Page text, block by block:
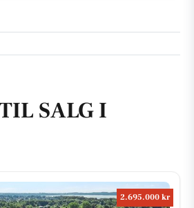
SALG I
2.695.000 kr